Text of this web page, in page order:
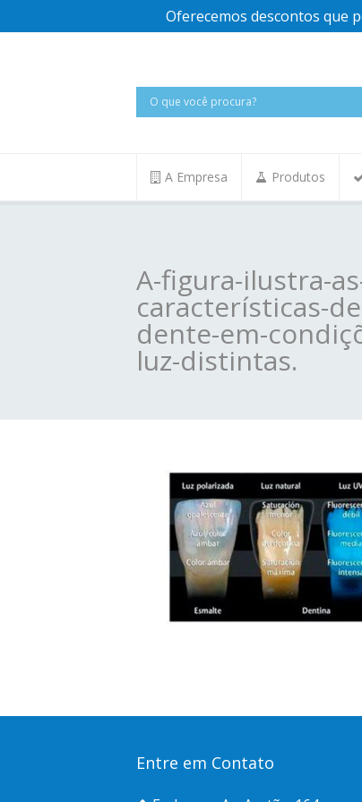
Oferecemos descontos que
A Empresa Produtos
A-figura-ilustra-
características-
dente-em-
luz-distintas.
Entre em Contato